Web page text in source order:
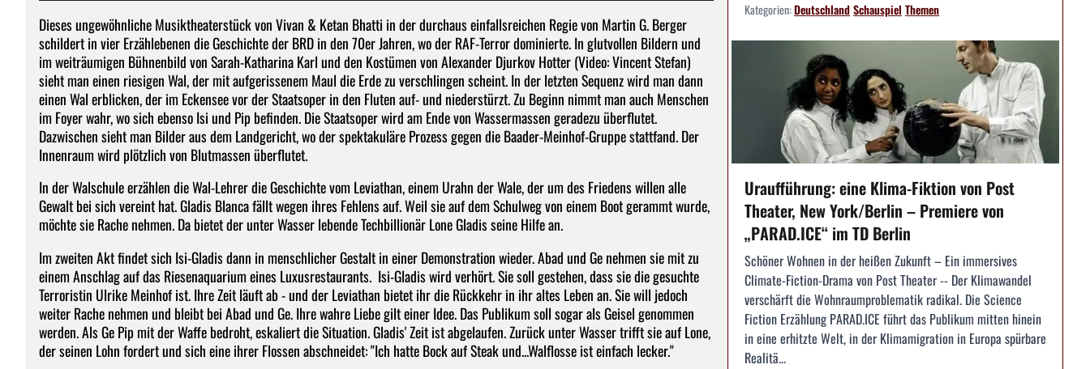
Dieses ungewöhnliche Musiktheaterstück von Vivan & Ketan Bhatti in der durchaus einfallsreichen Regie von Martin G. Berger
schildert in vier Erzählebenen die Geschichte der BRD in den 70er Jahren, wo der RAF-Terror dominierte. In glutvollen Bildern und
im weiträumigen Bühnenbild von Sarah-Katharina Karl und den Kostümen von Alexander Djurkov Hotter (Video: Vincent Stefan)
sieht man einen riesigen Wal, der mit aufgerissenem Maul die Erde zu verschlingen scheint. In der letzten Sequenz wird man dann
einen Wal erblicken, der im Eckensee vor der Staatsoper in den Fluten auf- und niederstürzt. Zu Beginn nimmt man auch Menschen
im Foyer wahr, wo sich ebenso Isi und Pip befinden. Die Staatsoper wird am Ende von Wassermassen geradezu überflutet.
Dazwischen sieht man Bilder aus dem Landgericht, wo der spektakuläre Prozess gegen die Baader-Meinhof-Gruppe stattfand. Der
Innenraum wird plötzlich von Blutmassen überflutet.
In der Walschule erzählen die Wal-Lehrer die Geschichte vom Leviathan, einem Urahn der Wale, der um des Friedens willen alle
Gewalt bei sich vereint hat. Gladis Blanca fällt wegen ihres Fehlens auf. Weil sie auf dem Schulweg von einem Boot gerammt wurde,
möchte sie Rache nehmen. Da bietet der unter Wasser lebende Techbillionär Lone Gladis seine Hilfe an.
Im zweiten Akt findet sich Isi-Gladis dann in menschlicher Gestalt in einer Demonstration wieder. Abad und Ge nehmen sie mit zu
einem Anschlag auf das Riesenaquarium eines Luxusrestaurants. Isi-Gladis wird verhört. Sie soll gestehen, dass sie die gesuchte
Terroristin Ulrike Meinhof ist. Ihre Zeit läuft ab - und der Leviathan bietet ihr die Rückkehr in ihr altes Leben an. Sie will jedoch
weiter Rache nehmen und bleibt bei Abad und Ge. Ihre wahre Liebe gilt einer Idee. Das Publikum soll sogar als Geisel genommen
werden. Als Ge Pip mit der Waffe bedroht, eskaliert die Situation. Gladis' Zeit ist abgelaufen. Zurück unter Wasser trifft sie auf Lone,
der seinen Lohn fordert und sich eine ihrer Flossen abschneidet: "Ich hatte Bock auf Steak und...Walflosse ist einfach lecker."
Kategorien:DeutschlandSchauspiel Themen
Uraufführung: eine Klima-Fiktion von Post
Theater, New York/Berlin – Premiere von
„PARAD.ICE“ im TD Berlin
Schöner Wohnen in der heißen Zukunft – Ein immersives
Climate-Fiction-Drama von Post Theater -- Der Klimawandel
verschärft die Wohnraumproblematik radikal. Die Science
Fiction Erzählung PARAD.ICE führt das Publikum mitten hinein
in eine erhitzte Welt, in der Klimamigration in Europa spürbare
Realitä...